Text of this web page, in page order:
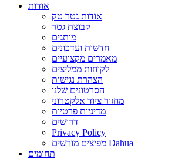
אודות
אודות גטר טק
קבוצת גטר
מותגים
חדשות ועדכונים
מאמרים מקצועיים
לקוחות ממליצים
הצהרת נגישות
הסרטונים שלנו
מחזור ציוד אלקטרוני
מדיניות פרטיות
דרושים
Privacy Policy
מפיצים מורשים Dahua
תחומים